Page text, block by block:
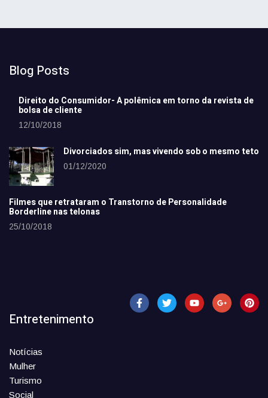
Blog Posts
Direito do Consumidor- A polêmica em torno da revista de
bolsa de cliente
12/10/2018
Divorciados sim, mas vivendo sob o mesmo teto
01/12/2020
Filmes que retrataram o Transtorno de Personalidade
Borderline nas telonas
25/10/2018
Entretenimento
Notícias
Mulher
Turismo
Social